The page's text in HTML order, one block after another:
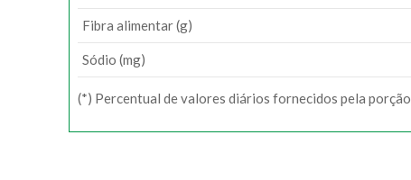
Fibra alimentar (g)
Sódio (mg)
(*) Percentual de valores diários fornecidos pela porção